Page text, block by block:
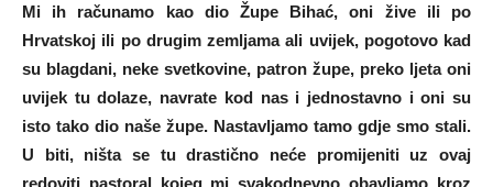
Mi ih računamo kao dio Župe Bihać, oni žive ili po
Hrvatskoj ili po drugim zemljama ali uvijek, pogotovo kad
su blagdani, neke svetkovine, patron župe, preko ljeta oni
uvijek tu dolaze, navrate kod nas i jednostavno i oni su
isto tako dio naše župe. Nastavljamo tamo gdje smo stali.
U biti, ništa se tu drastično neće promijeniti uz ovaj
redoviti pastoral kojeg mi svakodnevno obavljamo kroz